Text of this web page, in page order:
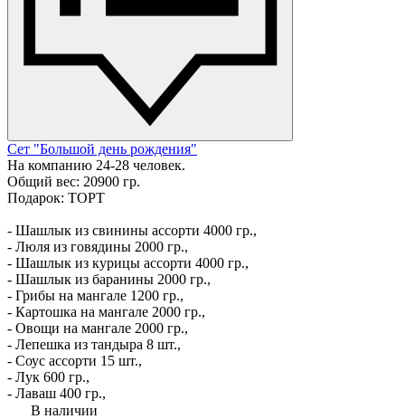
Сет "Большой день рождения"
На компанию 24-28 человек.
Общий вес: 20900 гр.
Подарок: ТОРТ
- Шашлык из свинины ассорти 4000 гр.,
- Люля из говядины 2000 гр.,
- Шашлык из курицы ассорти 4000 гр.,
- Шашлык из баранины 2000 гр.,
- Грибы на мангале 1200 гр.,
- Картошка на мангале 2000 гр.,
- Овощи на мангале 2000 гр.,
- Лепешка из тандыра 8 шт.,
- Соус ассорти 15 шт.,
- Лук 600 гр.,
- Лаваш 400 гр.,
В наличии